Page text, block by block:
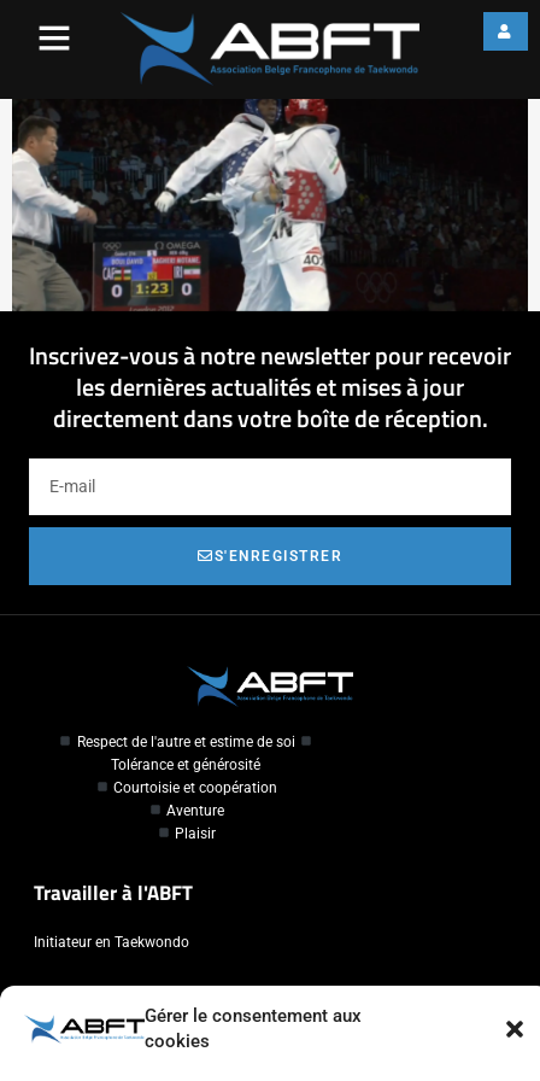
Gérer le consentement aux
cookies
Inscrivez-vous à notre newsletter pour recevoir
les dernières actualités et mises à jour
directement dans votre boîte de réception.
S'ENREGISTRER
Respect de l'autre et estime de soi
Tolérance et générosité
Courtoisie et coopération
Aventure
Plaisir
Travailler à l'ABFT
Initiateur en Taekwondo
Association Belge Francophone de Taekwondo